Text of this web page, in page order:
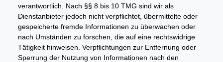
verantwortlich. Nach §§ 8 bis 10 TMG sind wir als
Dienstanbieter jedoch nicht verpflichtet, übermittelte oder
gespeicherte fremde Informationen zu überwachen oder
nach Umständen zu forschen, die auf eine rechtswidrige
Tätigkeit hinweisen. Verpflichtungen zur Entfernung oder
Sperrung der Nutzung von Informationen nach den